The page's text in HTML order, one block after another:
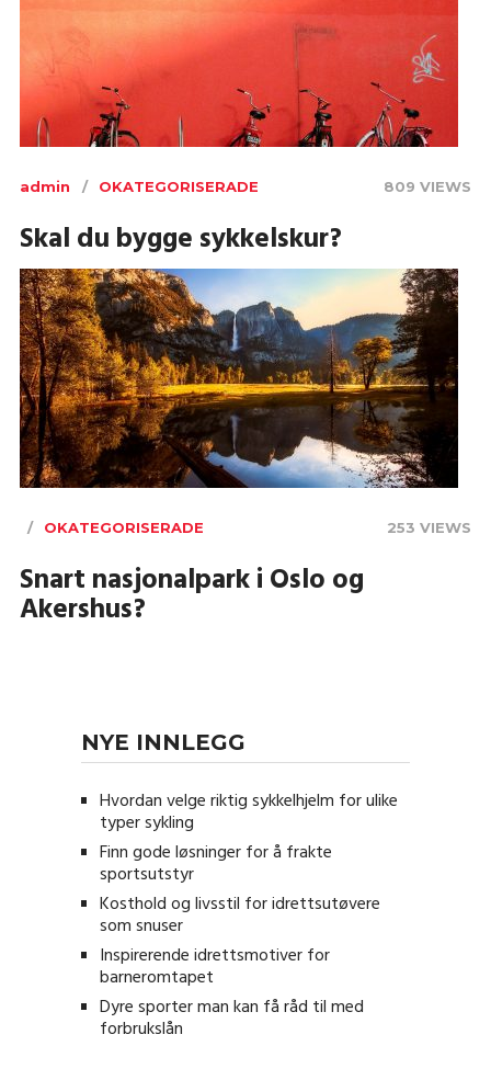
admin OKATEGORISERADE 809 VIEWS
Skal du bygge sykkelskur?
OKATEGORISERADE 253 VIEWS
Snart nasjonalpark i Oslo og
Akershus?
NYE INNLEGG
Hvordan velge riktig sykkelhjelm for ulike
typer sykling
Finn gode løsninger for å frakte
sportsutstyr
Kosthold og livsstil for idrettsutøvere
som snuser
Inspirerende idrettsmotiver for
barneromtapet
Dyre sporter man kan få råd til med
forbrukslån